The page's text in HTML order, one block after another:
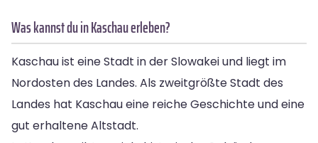
Was kannst du in Kaschau erleben?
Kaschau ist eine Stadt in der Slowakei und liegt im
Nordosten des Landes. Als zweitgrößte Stadt des
Landes hat Kaschau eine reiche Geschichte und eine
gut erhaltene Altstadt.